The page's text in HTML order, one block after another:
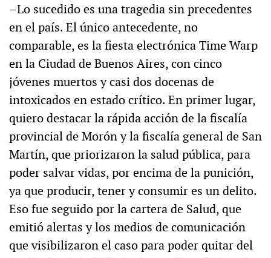
–Lo sucedido es una tragedia sin precedentes
en el país. El único antecedente, no
comparable, es la fiesta electrónica Time Warp
en la Ciudad de Buenos Aires, con cinco
jóvenes muertos y casi dos docenas de
intoxicados en estado crítico. En primer lugar,
quiero destacar la rápida acción de la fiscalía
provincial de Morón y la fiscalía general de San
Martín, que priorizaron la salud pública, para
poder salvar vidas, por encima de la punición,
ya que producir, tener y consumir es un delito.
Eso fue seguido por la cartera de Salud, que
emitió alertas y los medios de comunicación
que visibilizaron el caso para poder quitar del